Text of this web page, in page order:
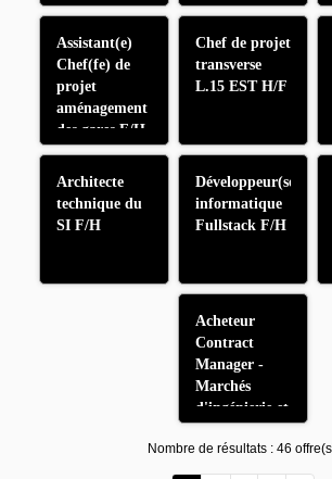
Façades de
Quais F/H
Assistant(e)
Chef(fe) de
projet
aménagement
des gares F/H
Chef de projet
transverse
L.15 EST H/F
Architecte
technique du
SI F/H
Développeur(se)
informatique
Fullstack F/H
Acheteur
Contract
Manager -
Marchés
d'ingénierie et
techniques
F/H
Nombre de résultats : 46